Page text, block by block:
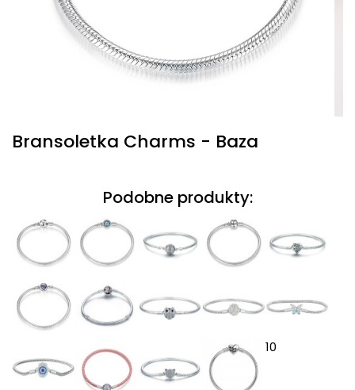
Bransoletka Charms - Baza
Podobne produkty:
10